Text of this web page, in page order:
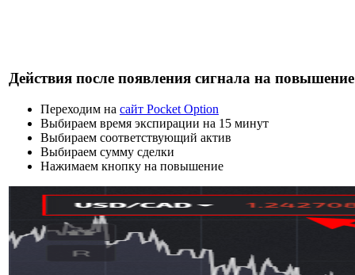
Действия после появления сигнала на повышение
Переходим на сайт Pocket Option
Выбираем время экспирации на 15 минут
Выбираем соответствующий актив
Выбираем сумму сделки
Нажимаем кнопку на повышение